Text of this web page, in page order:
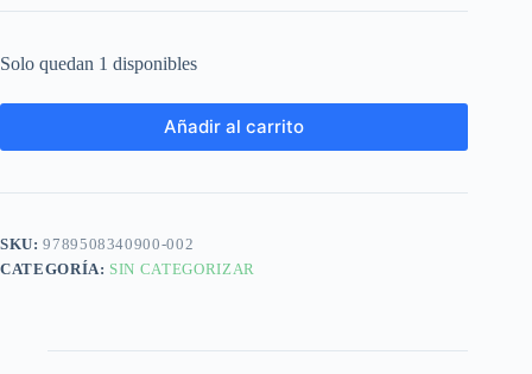
Solo quedan 1 disponibles
Añadir al carrito
SKU:9789508340900-002
CATEGORÍA: SIN CATEGORIZAR